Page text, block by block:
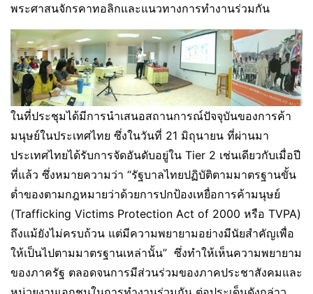
พระศาสนจักรคาทอลิกและแนวทางการทำงานร่วมกัน
ในที่ประชุมได้มีการนำเสนอสถานการณ์ปัจจุบันของการค้า
มนุษย์ในประเทศไทย ซึ่งในวันที่ 21 มิถุนายน ที่ผ่านมา
ประเทศไทยได้รับการจัดอันดับอยู่ใน Tier 2 เช่นเดียวกับเมื่อปี
ที่แล้ว ซึ่งหมายความว่า “รัฐบาลไทยปฏิบัติตามมาตรฐานขั้น
ต่ำของตามกฎหมายว่าด้วยการปกป้องเหยื่อการค้ามนุษย์
(Trafficking Victims Protection Act of 2000 หรือ TVPA)
ถึงแม้ยังไม่ครบถ้วน แต่มีความพยายามอย่างมีนัยสำคัญเพื่อ
ให้เป็นไปตามมาตรฐานเหล่านั้น” ซึ่งทำให้เห็นความพยายาม
ของภาครัฐ ตลอดจนการมีส่วนร่วมของภาคประชาสังคมและ